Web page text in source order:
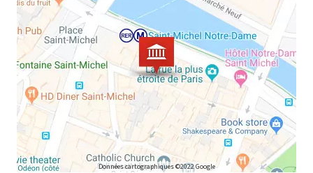
Hâte de vous accueillir au 23 rue de la Huchette.
L’équipe du Théâtre.
Données cartographiques ©2022 Google